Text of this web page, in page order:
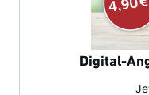
Digital-